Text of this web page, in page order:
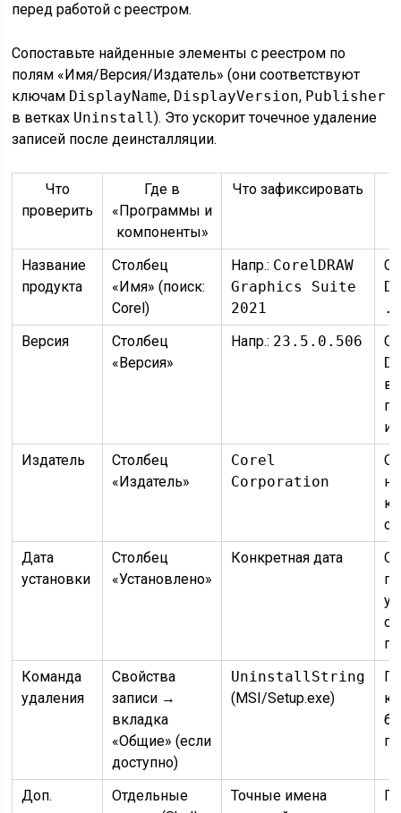
перед работой с реестром.
Сопоставьте найденные элементы с реестром по
полям «Имя/Версия/Издатель» (они соответствуют
ключам DisplayName, DisplayVersion, Publisher
в ветках Uninstall). Это ускорит точечное удаление
записей после деинсталляции.
Что
проверить
Где в
«Программы и
компоненты»
Что зафиксировать
Название
продукта
Столбец
«Имя» (поиск:
Corel)
Напр.: CorelDRAW
Graphics Suite
2021
Версия
Столбец
«Версия»
Напр.: 23.5.0.506
и
Издатель
Столбец
«Издатель»
Corel
Corporation
Дата
установки
Столбец
«Установлено»
Конкретная дата
Команда
удаления
Свойства
записи →
вкладка
«Общие» (если
доступно)
UninstallString
(MSI/Setup.exe)
Доп.
Отдельные
Точные имена